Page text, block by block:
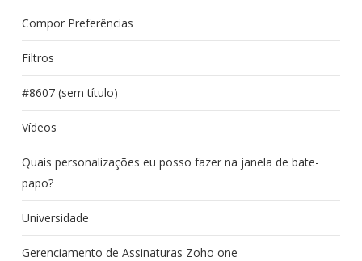
Compor Preferências
Filtros
#8607 (sem título)
Vídeos
Quais personalizações eu posso fazer na janela de bate-
papo?
Universidade
Gerenciamento de Assinaturas Zoho one